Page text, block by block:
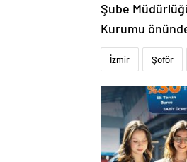
Şube
Kurumu
İzmir Şoför